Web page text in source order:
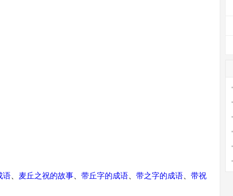
语 麦丘之祝的故事 带丘字的成语 带之字的成语
带祝